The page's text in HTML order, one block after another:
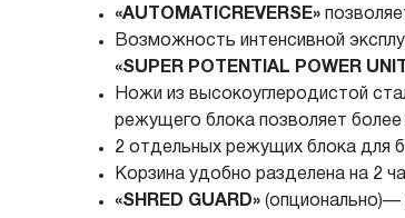
«AUTOMATICREVERSE»
Возможность интенсивной
«SUPER POTENTIAL POWER
Ножи из высокоуглеродистой
режущего блока позволяет
2 отдельных режущих блока для
Корзина удобно разделена на 2
«SHRED GUARD» (опционально)—